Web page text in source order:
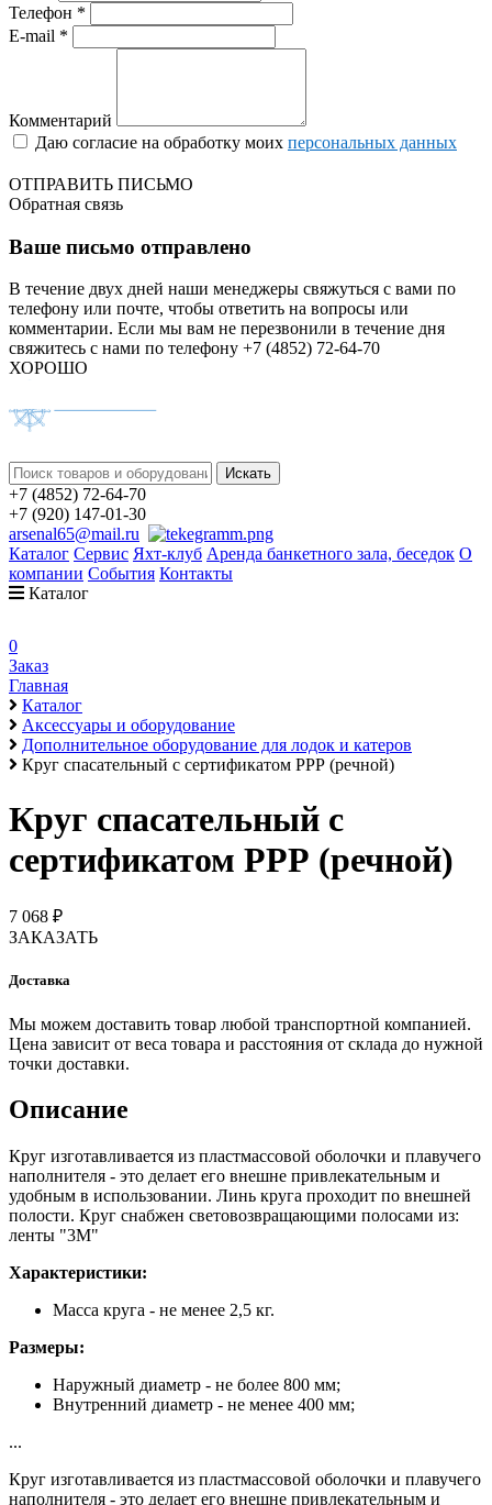
Телефон *
E-mail *
Комментарий
Даю согласие на обработку моих персональных данных
ОТПРАВИТЬ ПИСЬМО
Обратная связь
Ваше письмо отправлено
В течение двух дней наши менеджеры свяжуться с вами по
телефону или почте, чтобы ответить на вопросы или
комментарии. Если мы вам не перезвонили в течение дня
свяжитесь с нами по телефону +7 (4852) 72-64-70
ХОРОШО
+7 (4852) 72-64-70
+7 (920) 147-01-30
arsenal65@mail.ru
Каталог Сервис Яхт-клуб Аренда банкетного зала, беседок О
компании События Контакты
Каталог
0
Заказ
Главная
Каталог
Аксессуары и оборудование
Дополнительное оборудование для лодок и катеров
Круг спасательный с сертификатом РРР (речной)
Круг спасательный с
сертификатом РРР (речной)
7 068 ₽
ЗАКАЗАТЬ
Доставка
Мы можем доставить товар любой транспортной компанией.
Цена зависит от веса товара и расстояния от склада до нужной
точки доставки.
Описание
Круг изготавливается из пластмассовой оболочки и плавучего
наполнителя - это делает его внешне привлекательным и
удобным в использовании. Линь круга проходит по внешней
полости. Круг снабжен световозвращающими полосами из:
ленты "3М"
Характеристики:
Масса круга - не менее 2,5 кг.
Размеры:
Наружный диаметр - не более 800 мм;
Внутренний диаметр - не менее 400 мм;
...
Круг изготавливается из пластмассовой оболочки и плавучего
наполнителя - это делает его внешне привлекательным и